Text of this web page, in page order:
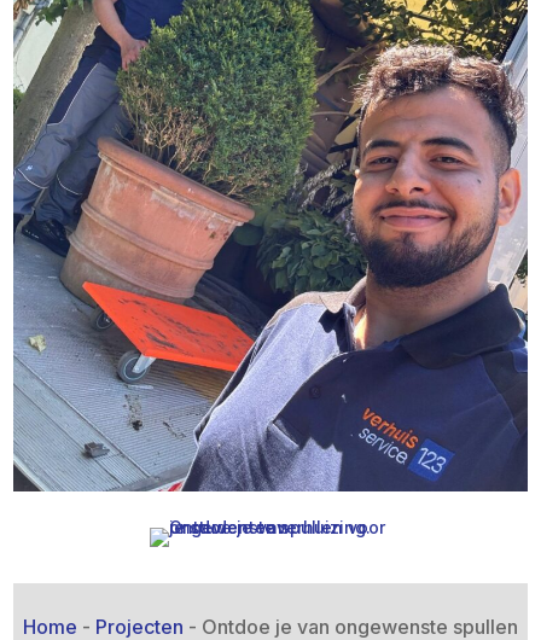
Home - Projecten - Ontdoe je van ongewenste spullen